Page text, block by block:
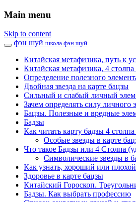
Main menu
Skip to content
фэн шуй школа фэн шуй
Китайская метафизика, путь к
Китайская метафизика, 4
Определение полезного
Двойная звезда на карте бацзы
Сильный и слабый личный
Зачем определять силу личного
Бацзы. Полезные и вредные
Бадзы
Как читать карту бадзы 4
Особые звезды в карте
Что такое Бадзы или 4 Столпа
Символические звезды в
Как узнать, хороший или
Здоровье в карте бацзы
Китайский Гороскоп.
Бадзы. Как выбрать профессию